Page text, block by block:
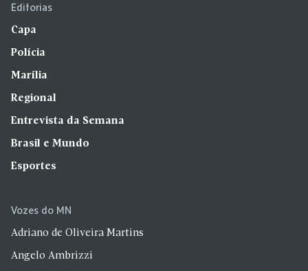
Editorias
Capa
Polícia
Marília
Regional
Entrevista da Semana
Brasil e Mundo
Esportes
Vozes do MN
Adriano de Oliveira Martins
Angelo Ambrizzi